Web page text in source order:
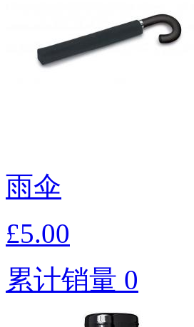
雨伞
£5.00
累计销量 0